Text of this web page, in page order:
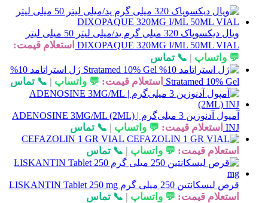
ویال دیکسوپاک 320 میلی گرم ید/میلی لیتر 50 میلی لیتر
DIXOPAQUE 320MG I/ML 50ML VIAL استعلام قیمت:
💬 واتساپ | 📞 تماس
ژل استراتامد 10%
Stratamed 10% Gel استعلام قیمت: 💬 واتساپ | 📞 تماس
آمپول آدنوزین 3 میلی‌گرم | ADENOSINE 3MG/ML (2ML)
INJ استعلام قیمت: 💬 واتساپ | 📞 تماس
CEFAZOLIN 1 GR VIAL
استعلام قیمت: 💬 واتساپ | 📞 تماس
قرص لیسکانتین 250 میلی گرم LISKANTIN Tablet 250 mg
استعلام قیمت: 💬 واتساپ | 📞 تماس